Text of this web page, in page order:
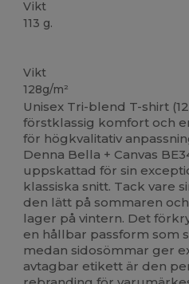
Vikt
113 g.
Vikt
128g/m²
Unisex Tri-blend T-shirt
förstklassig komfort och
för högkvalitativ
Denna Bella + Canvas
uppskattad för sin
klassiska snitt. Tack vare
den lätt på sommaren
lager på vintern. Det
en hållbar passform som
medan sidosömmar ger
avtagbar etikett är den